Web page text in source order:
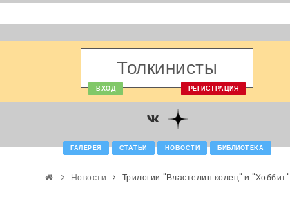
Толкинисты
ВХОД РЕГИСТРАЦИЯ
ГАЛЕРЕЯ СТАТЬИ НОВОСТИ БИБЛИОТЕКА
Новости Трилогии "Властелин колец" и "Хоббит"